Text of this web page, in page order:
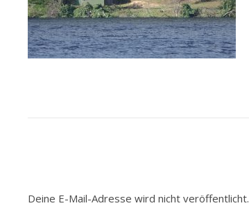
Deine E-Mail-Adresse wird nicht veröffentlicht.